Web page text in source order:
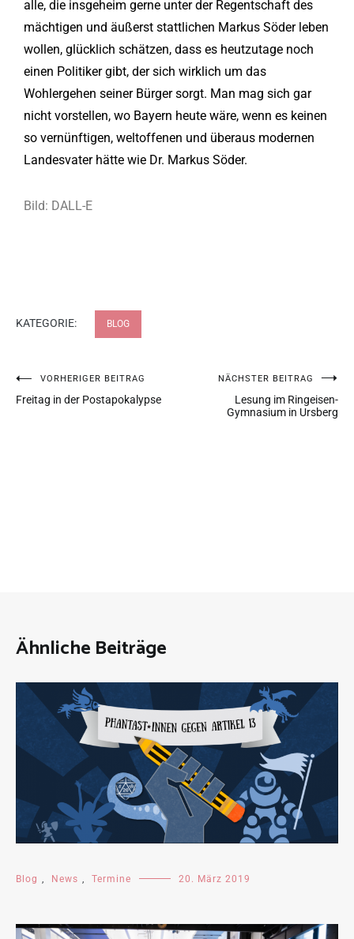
alle, die insgeheim gerne unter der Regentschaft des
mächtigen und äußerst stattlichen Markus Söder leben
wollen, glücklich schätzen, dass es heutzutage noch
einen Politiker gibt, der sich wirklich um das
Wohlergehen seiner Bürger sorgt. Man mag sich gar
nicht vorstellen, wo Bayern heute wäre, wenn es keinen
so vernünftigen, weltoffenen und überaus modernen
Landesvater hätte wie Dr. Markus Söder.
Bild: DALL-E
KATEGORIE: BLOG
VORHERIGER BEITRAG
Freitag in der Postapokalypse
NÄCHSTER BEITRAG
Lesung im Ringeisen-
Gymnasium in Ursberg
Ähnliche Beiträge
Blog , News , Termine 20. März 2019